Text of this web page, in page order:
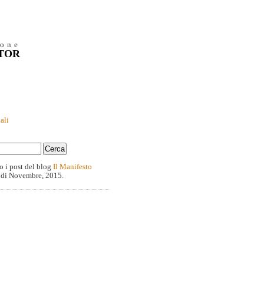
i post del blog Il Manifesto
Novembre, 2015.